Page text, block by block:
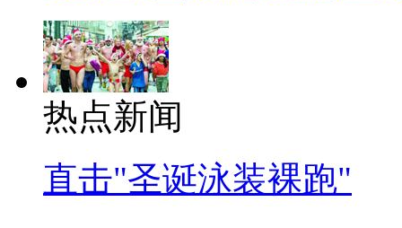
热点新闻
直击"圣诞泳装裸跑"